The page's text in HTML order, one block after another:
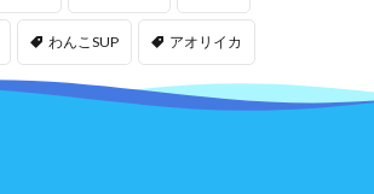
わんこSUP アオリイカ